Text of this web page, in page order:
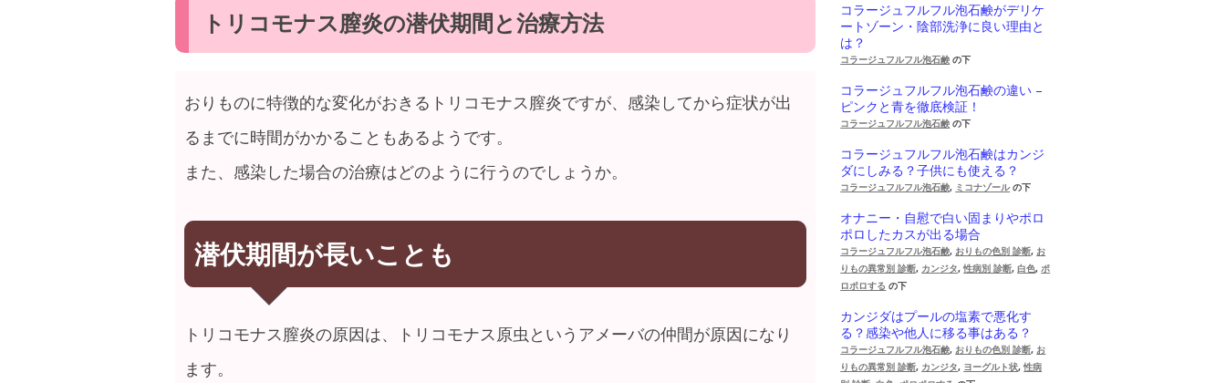
トリコモナス膣炎の潜伏期間と治療方法
おりものに特徴的な変化がおきるトリコモナス膣炎ですが、感染してから症状が出
るまでに時間がかかることもあるようです。
また、感染した場合の治療はどのように行うのでしょうか。
潜伏期間が長いことも
トリコモナス膣炎の原因は、トリコモナス原虫というアメーバの仲間が原因になり
ます。
コラージュフルフル泡石鹸がデリケ
ートゾーン・陰部洗浄に良い理由と
は？
コラージュフルフル泡石鹸 の下
コラージュフルフル泡石鹸の違い –
ピンクと青を徹底検証！
コラージュフルフル泡石鹸 の下
コラージュフルフル泡石鹸はカンジ
ダにしみる？子供にも使える？
コラージュフルフル泡石鹸, ミコナゾールの下
オナニー・自慰で白い固まりやポロ
ポロしたカスが出る場合
コラージュフルフル泡石鹸,おりもの色別 診断,お
りもの異常別 診断, カンジタ,性病別 診断,白色,ポ
ロポロする の下
カンジダはプールの塩素で悪化す
る？感染や他人に移る事はある？
コラージュフルフル泡石鹸,おりもの色別 診断,お
りもの異常別 診断, カンジタ, ヨーグルト状,性病